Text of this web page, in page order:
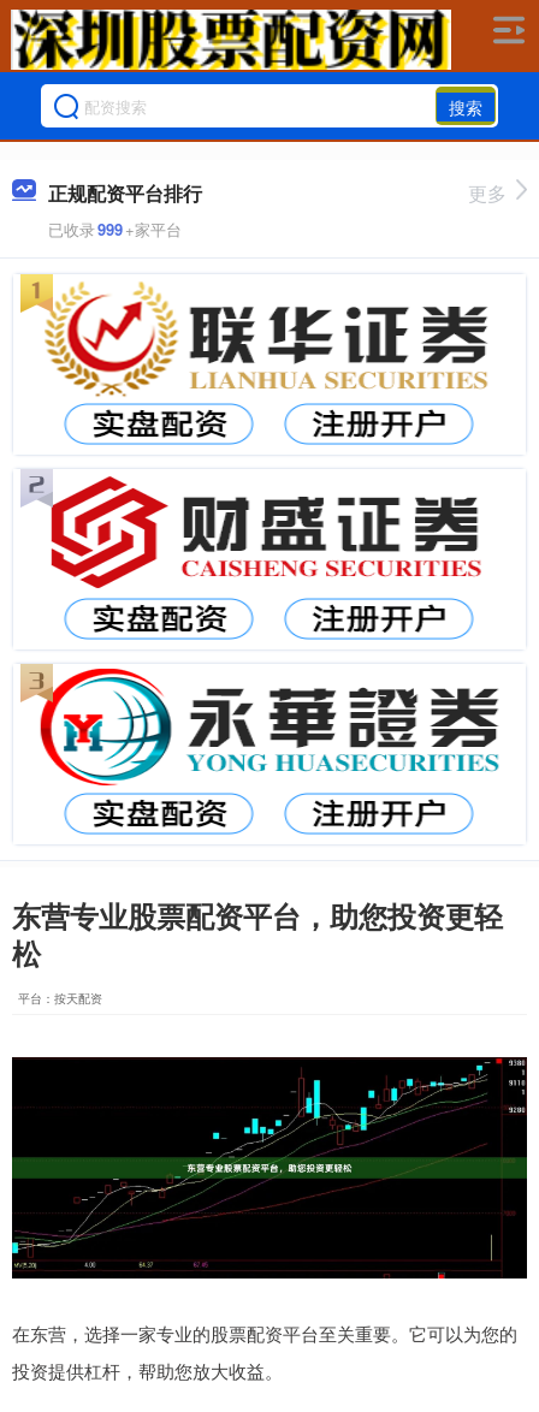
搜索
正规配资平台排行
已收录999+家平台
更多
东营专业股票配资平台，助您投资更轻
松
平台：按天配资
在东营，选择一家专业的股票配资平台至关重要。它可以为您的
投资提供杠杆，帮助您放大收益。